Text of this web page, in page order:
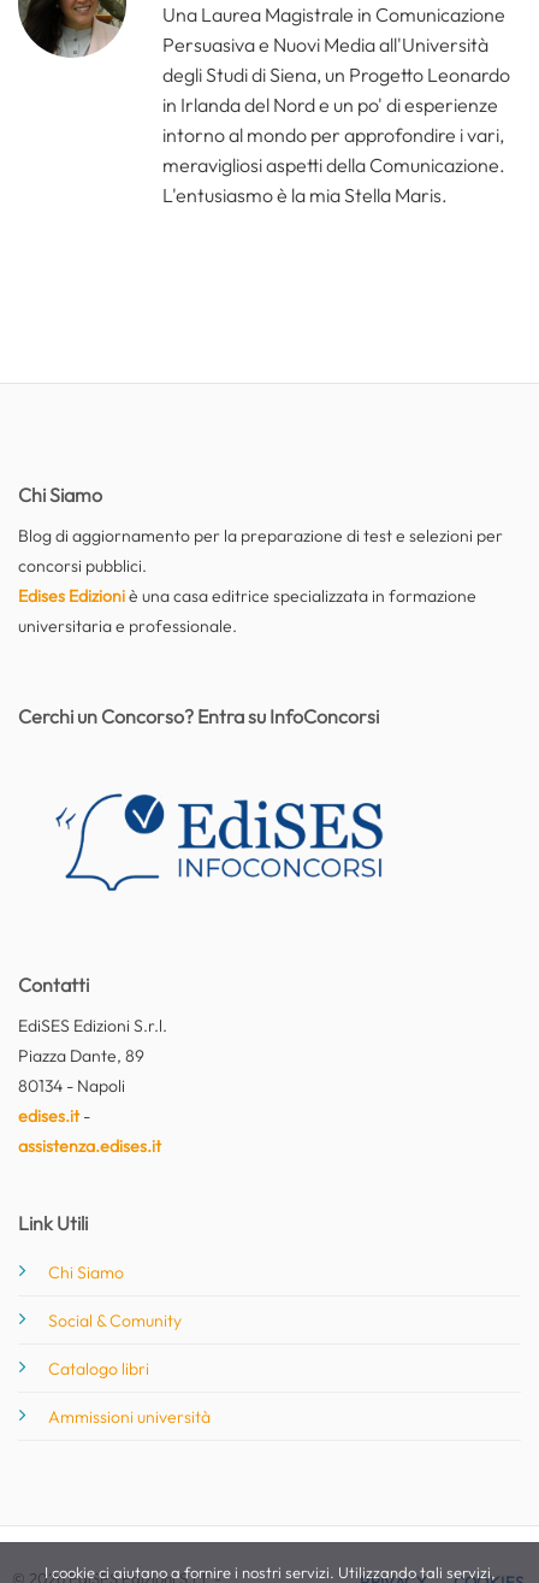
Una Laurea Magistrale in Comunicazione
Persuasiva e Nuovi Media all'Università
degli Studi di Siena, un Progetto Leonardo
in Irlanda del Nord e un po' di esperienze
intorno al mondo per approfondire i vari,
meravigliosi aspetti della Comunicazione.
L'entusiasmo è la mia Stella Maris.
Chi Siamo
Blog di aggiornamento per la preparazione di test e selezioni per
concorsi pubblici.
Edises Edizioniè una casa editrice specializzata in formazione
universitaria e professionale.
Contatti
EdiSES Edizioni S.r.l.
Piazza Dante, 89
80134 - Napoli
edises.it-
assistenza.edises.it
Link Utili
Chi Siamo
Social & Comunity
Catalogo libri
Ammissioni università
Cerchi un Concorso? Entra su InfoConcorsi
© 2026 EdiSES Edizioni S.r.l. -
I cookie ci aiutano a fornire i nostri servizi. Utilizzando tali servizi,